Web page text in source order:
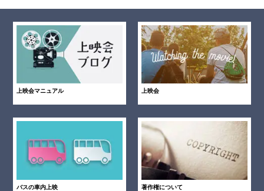
上映会マニュアル 上映会
バスの車内上映 著作権について